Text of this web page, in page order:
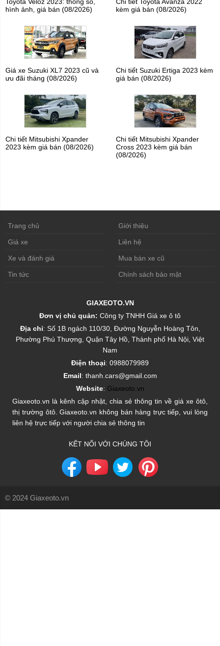
hình ảnh, giá bán (08/2026)
kèm giá bán (08/2026)
Giá xe Suzuki XL7 2023 cũ và
ưu đãi tháng (08/2026)
Chi tiết Suzuki Ertiga 2023 kèm
giá bán (08/2026)
Chi tiết Mitsubishi Xpander
2023 kèm giá bán (08/2026)
Chi tiết Mitsubishi Xpander
Cross 2023 kèm giá bán
(08/2026)
Trang chủ Giới thiệu
Giá xe Liên hệ
Xe và đánh giá Mua bán xe cũ
Tin tức Chính sách bảo mật
GIAXEOTO.VN
Đơn vị chủ quản: Công ty TNHH Giá xe ô tô
Địa chỉ: Số 1B ngách 110/30, Đường Nguyễn Hoàng Tôn,
Phường Phú Thượng, Quận Tây Hồ, Thành phố Hà Nội, Việt
Nam
Điện thoại: 0988079989
Email: thanh.cars@gmail.com
Website: Giaxeoto.vn
Giaxeoto.vn là kênh cập nhật, chia sẻ thông tin về giá xe ôtô,
thị trường ôtô. Giaxeoto.vn không bán hàng trực tiếp, vui lòng
liên hệ trực tiếp với người chia sẻ thông tin
KẾT NỐI VỚI CHÚNG TÔI
© 2024 Giaxeoto.vn